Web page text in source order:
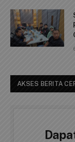
AKSES BERITA